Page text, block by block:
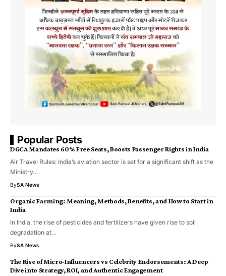
Popular Posts
DGCA Mandates 60% Free Seats, Boosts Passenger Rights in India
Air Travel Rules: India’s aviation sector is set for a significant shift as the
Ministry…
BySA News
Organic Farming: Meaning, Methods, Benefits, and How to Start in
India
In India, the rise of pesticides and fertilizers have given rise to soil
degradation at…
BySA News
The Rise of Micro-Influencers vs Celebrity Endorsements: A Deep
Dive into Strategy, ROI, and Authentic Engagement